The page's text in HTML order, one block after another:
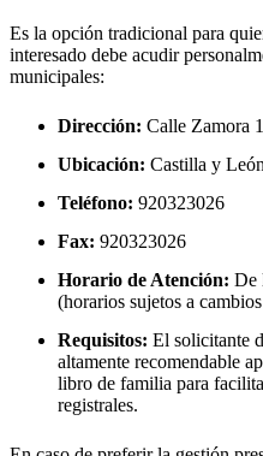
Es la opción tradicional para
interesado debe acudir
municipales:
Dirección: Calle Zamora 1
Ubicación: Castilla y
Teléfono: 920323026
Fax: 920323026
Horario de Atención: De
(horarios sujetos a
Requisitos: El solicitante
altamente recomendable
libro de familia para
registrales.